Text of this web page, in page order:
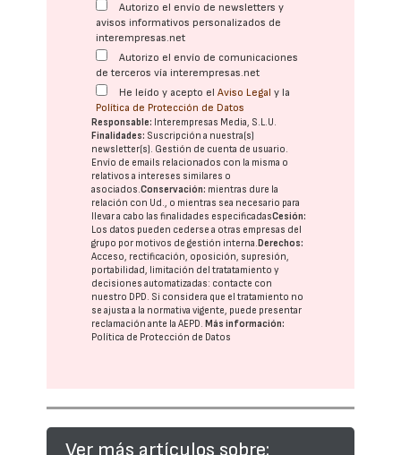
Autorizo el envío de newsletters y
avisos informativos personalizados de
interempresas.net
Autorizo el envío de comunicaciones
de terceros vía interempresas.net
He leído y acepto elAviso Legal y la
Política de Protección de Datos
Responsable: Interempresas Media, S.L.U.
Finalidades: Suscripción a nuestra(s)
newsletter(s). Gestión de cuenta de usuario.
Envío de emails relacionados con la misma o
relativos a intereses similares o
asociados.Conservación: mientras dure la
relación con Ud., o mientras sea necesario para
llevar a cabo las finalidades especificadasCesión:
Los datos pueden cederse a otras empresas del
grupo por motivos de gestión interna. Derechos:
Acceso, rectificación, oposición, supresión,
portabilidad, limitación del tratatamiento y
decisiones automatizadas: contacte con
nuestro DPD. Si considera que el tratamiento no
se ajusta a la normativa vigente, puede presentar
reclamación ante laAEPD. Más información:
Política de Protección de Datos